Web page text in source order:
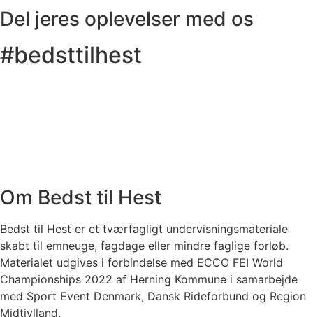
Del jeres oplevelser med os
#bedsttilhest
Om Bedst til Hest
Bedst til Hest er et tværfagligt undervisningsmateriale
skabt til emneuge, fagdage eller mindre faglige forløb.
Materialet udgives i forbindelse med ECCO FEI World
Championships 2022 af Herning Kommune i samarbejde
med Sport Event Denmark, Dansk Rideforbund og Region
Midtjylland.